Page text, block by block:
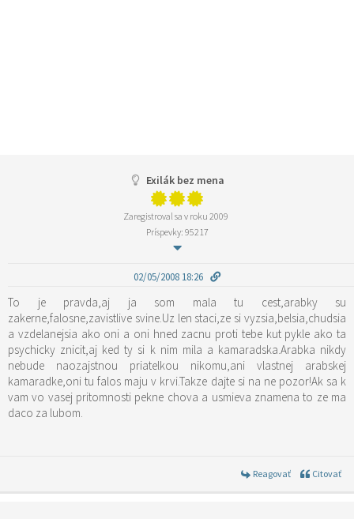
Exilák bez mena
Zaregistroval sa v roku 2009
Príspevky: 95217
02/05/2008 18:26
To je pravda,aj ja som mala tu cest,arabky su
zakerne,falosne,zavistlive svine.Uz len staci,ze si vyzsia,belsia,chudsia
a vzdelanejsia ako oni a oni hned zacnu proti tebe kut pykle ako ta
psychicky znicit,aj ked ty si k nim mila a kamaradska.Arabka nikdy
nebude naozajstnou priatelkou nikomu,ani vlastnej arabskej
kamaradke,oni tu falos maju v krvi.Takze dajte si na ne pozor!Ak sa k
vam vo vasej pritomnosti pekne chova a usmieva znamena to ze ma
daco za lubom.
Reagovať Citovať